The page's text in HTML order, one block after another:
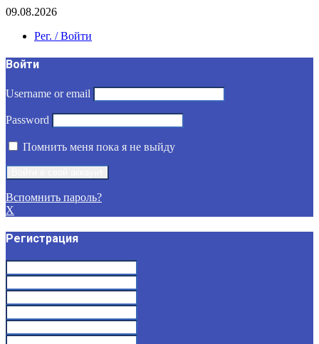
09.08.2026
Рег. / Войти
Войти
Username or email
Password
Помнить меня пока я не выйду
Вспомнить пароль?
X
Регистрация